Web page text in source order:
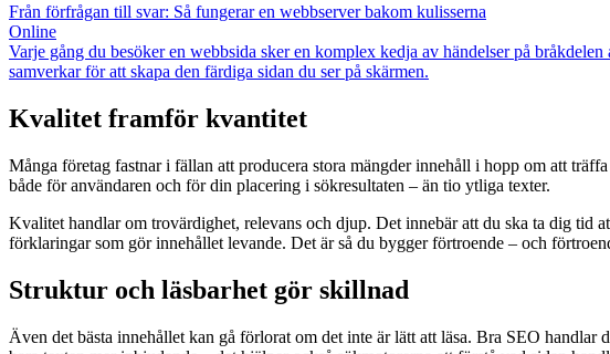
Från förfrågan till svar: Så fungerar en webbserver bakom kulisserna
Online
Varje gång du besöker en webbsida sker en komplex kedja av händelser på
samverkar för att skapa den färdiga sidan du ser på skärmen.
Kvalitet framför kvantitet
Många företag fastnar i fällan att producera stora mängder innehåll i hopp om att
både för användaren och för din placering i sökresultaten – än tio ytliga texter.
Kvalitet handlar om trovärdighet, relevans och djup. Det innebär att du ska ta dig tid
förklaringar som gör innehållet levande. Det är så du bygger förtroende – och
Struktur och läsbarhet gör skillnad
Även det bästa innehållet kan gå förlorat om det inte är lätt att läsa. Bra SEO